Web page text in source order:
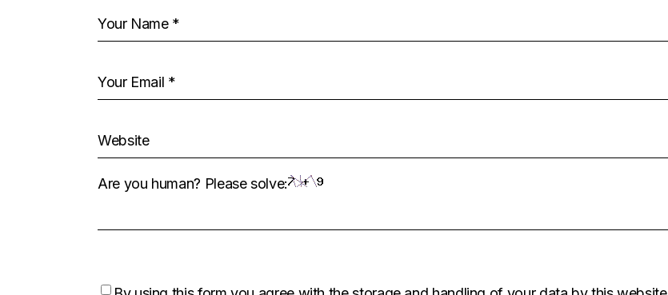
Are you human? Please solve: